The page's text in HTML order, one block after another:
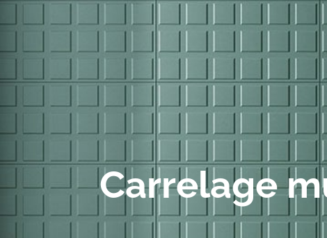
Carrelage